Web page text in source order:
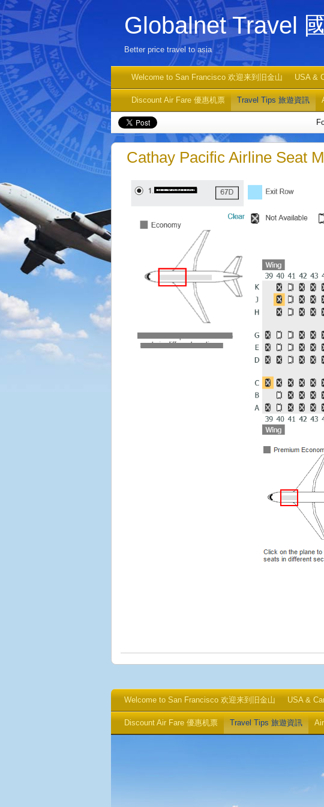
Globalnet Travel
Better price travel to asia
Welcome to San Francisco 欢迎来到旧金山 USA &
Discount Air Fare 優惠机票 Travel Tips 旅遊資訊
Cathay Pacific Airline Seat
Welcome to San Francisco 欢迎来到旧金山 USA &
Discount Air Fare 優惠机票 Travel Tips 旅遊資訊